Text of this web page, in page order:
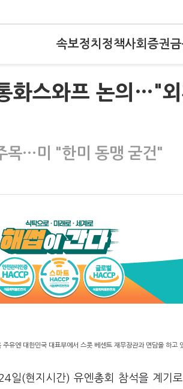
속보정치 정책사회 증권
화스와프 논의…"
목…미 "한미 동맹 굳건"
유엔 대한민국 대표부에서 스콧 베센트 재무장관과 면담을 하고
일(현지시간) 유엔총회 참석을 계기